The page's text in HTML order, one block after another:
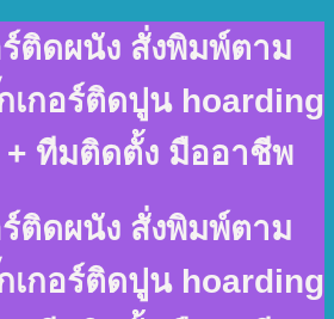
ติดผนัง สั่งพิมพ์ตาม
เกอร์ติดปูน hoarding
ทีมติดตั้ง มืออาชีพ
ติดผนัง สั่งพิมพ์ตาม
เกอร์ติดปูน hoarding